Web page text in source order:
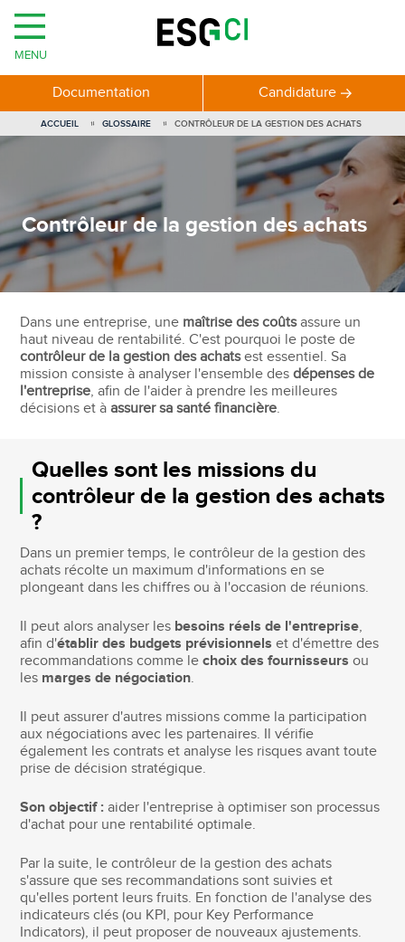
Contrôleur de la gestion des achats
ACCUEIL GLOSSAIRE CONTRÔLEUR DE LA GESTION DES ACHATS
Dans une entreprise, une maîtrise des coûtsassure un
haut niveau de rentabilité. C'est pourquoi le poste de
contrôleur de la gestion des achatsest essentiel. Sa
mission consiste à analyser l'ensemble desdépenses de
l'entreprise, afin de l'aider à prendre les meilleures
décisions et àassurer sa santé financière.
Quelles sont les missions du
contrôleur de la gestion des achats
?
Dans un premier temps, le contrôleur de la gestion des
achats récolte un maximum d'informations en se
plongeant dans les chiffres ou à l'occasion de réunions.
Il peut alors analyser les besoins réels de l'entreprise,
afin d'établir des budgets prévisionnels et d'émettre des
recommandations comme lechoix des fournisseurs ou
les marges de négociation.
Il peut assurer d'autres missions comme la participation
aux négociations avec les partenaires. Il vérifie
également les contrats et analyse les risques avant toute
prise de décision stratégique.
Son objectif :aider l'entreprise à optimiser son processus
d'achat pour une rentabilité optimale.
Par la suite, le contrôleur de la gestion des achats
s'assure que ses recommandations sont suivies et
qu'elles portent leurs fruits. En fonction de l'analyse des
indicateurs clés (ou KPI, pour Key Performance
Indicators), il peut proposer de nouveaux ajustements.
MENU
Documentation Candidature